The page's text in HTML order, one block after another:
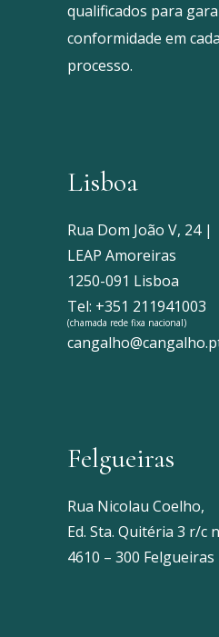
qualificados para
conformidade em
processo.
Lisboa
Rua Dom João V, 24 |
LEAP Amoreiras
1250-091 Lisboa
Tel: +351 211941003
(chamada rede fixa nacional)
Felgueiras
Rua Nicolau Coelho,
Ed. Sta. Quitéria 3 r/c
4610 – 300 Felgueiras